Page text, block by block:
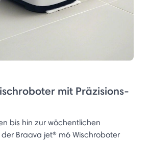
mit Präzisions-
bis hin zur wöchentlichen
Braava jet® m6 Wischroboter